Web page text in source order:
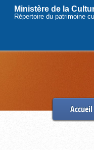
Ministère de la
Répertoire du patrimoine
Accueil